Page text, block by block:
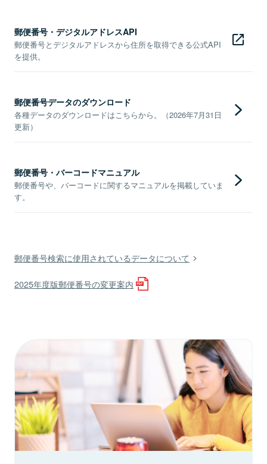
郵便番号・デジタルアドレスAPI
郵便番号とデジタルアドレスから住所を取得できる公式API
を提供。
郵便番号データのダウンロード
各種データのダウンロードはこちらから。（2026年7月31日
更新）
郵便番号・バーコードマニュアル
郵便番号や、バーコードに関するマニュアルを掲載していま
す。
郵便番号検索に使用されているデータについて
2025年度版郵便番号の変更案内